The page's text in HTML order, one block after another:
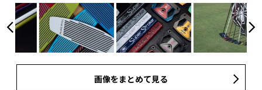
画像をまとめて見る